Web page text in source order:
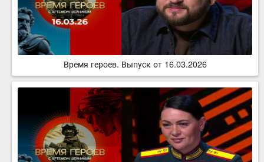
Время героев. Выпуск от 16.03.2026